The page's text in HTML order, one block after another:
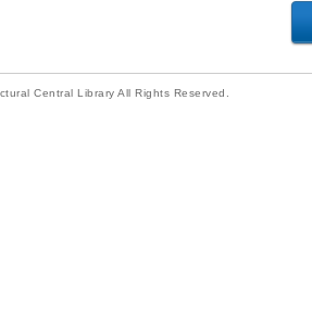
Central Library All Rights Reserved.